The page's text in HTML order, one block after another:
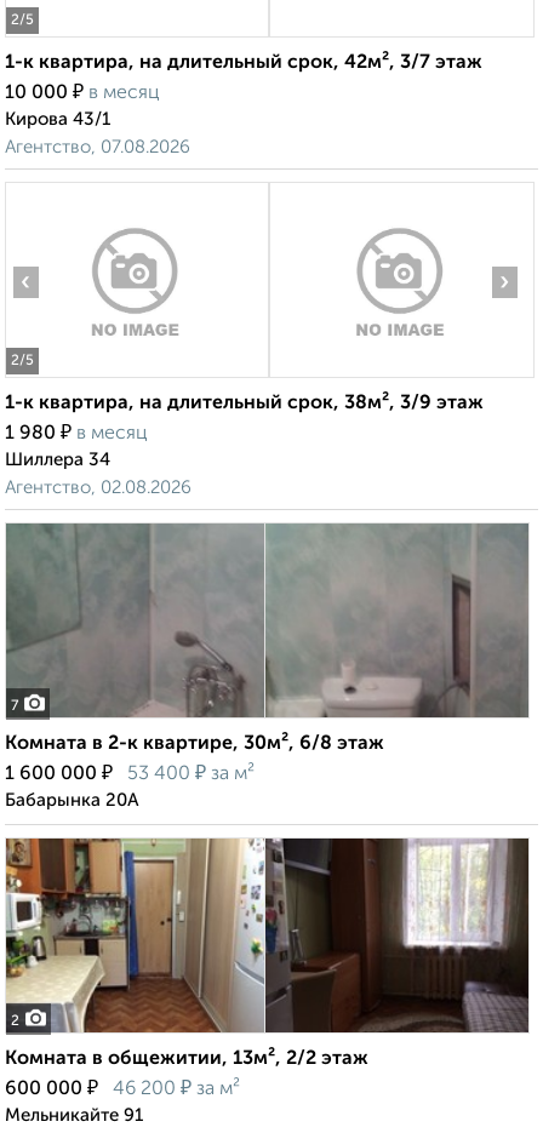
2/5
1-к квартира, на длительный срок, 42м², 3/7 этаж
10 000 ₽ в месяц
Кирова 43/1
Агентство, 07.08.2026
2/5
‹ ›
1-к квартира, на длительный срок, 38м², 3/9 этаж
1 980 ₽ в месяц
Шиллера 34
Агентство, 02.08.2026
7
Комната в 2-к квартире, 30м², 6/8 этаж
1 600 000 ₽ 53 400 ₽ за м²
Бабарынка 20А
2
Комната в общежитии, 13м², 2/2 этаж
600 000 ₽ 46 200 ₽ за м²
Мельникайте 91